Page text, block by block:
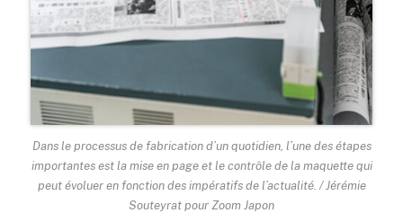
Dans le processus de fabrication d’un quotidien, l’une des étapes
importantes est la mise en page et le contrôle de la maquette qui
peut évoluer en fonction des impératifs de l’actualité. / Jérémie
Souteyrat pour Zoom Japon